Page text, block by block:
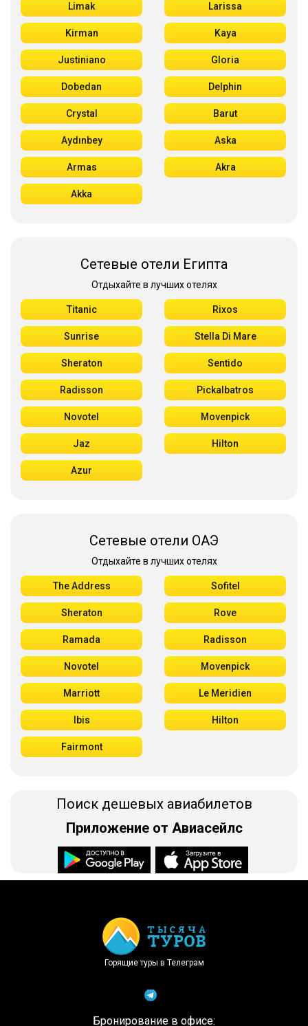
Limak Larissa
Kirman Kaya
Justiniano Gloria
Dobedan Delphin
Crystal Barut
Aydınbey Aska
Armas Akra
Akka
Сетевые отели Египта
Отдыхайте в лучших отелях
Titanic Rixos
Sunrise Stella Di Mare
Sheraton Sentido
Radisson Pickalbatros
Novotel Movenpick
Jaz Hilton
Azur
Сетевые отели ОАЭ
Отдыхайте в лучших отелях
The Address Sofitel
Sheraton Rove
Ramada Radisson
Novotel Movenpick
Marriott Le Meridien
Ibis Hilton
Fairmont
Поиск дешевых авиабилетов
Приложение от Авиасейлс
Горящие туры в Телеграм
Бронирование в офисе: